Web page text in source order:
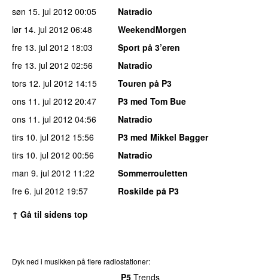
søn 15. jul 2012 00:05
Natradio
lør 14. jul 2012 06:48
WeekendMorgen
fre 13. jul 2012 18:03
Sport på 3’eren
fre 13. jul 2012 02:56
Natradio
tors 12. jul 2012 14:15
Touren på P3
ons 11. jul 2012 20:47
P3 med Tom Bue
ons 11. jul 2012 04:56
Natradio
tirs 10. jul 2012 15:56
P3 med Mikkel Bagger
tirs 10. jul 2012 00:56
Natradio
man 9. jul 2012 11:22
Sommerrouletten
fre 6. jul 2012 19:57
Roskilde på P3
↑ Gå til sidens top
Dyk ned i musikken på flere radiostationer:
P5 Trends